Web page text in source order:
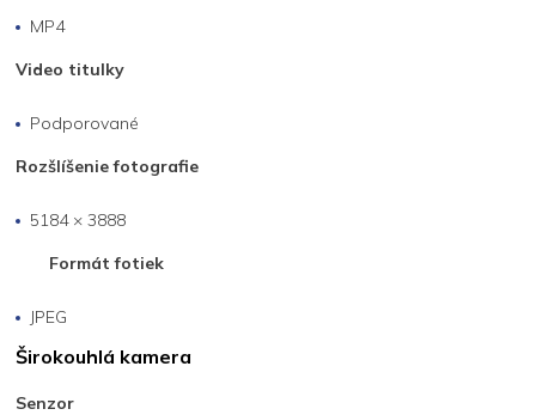
MP4
Video titulky
Podporované
Rozšlíšenie fotografie
5184 × 3888
Formát fotiek
JPEG
Širokouhlá kamera
Senzor